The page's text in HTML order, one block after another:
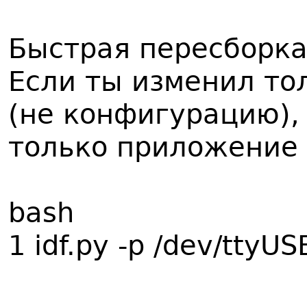
Быстрая
Если ты изменил
(не
только
bash
1 idf.py -p /dev/